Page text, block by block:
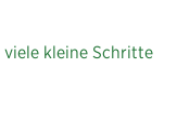
viele kleine Schritte